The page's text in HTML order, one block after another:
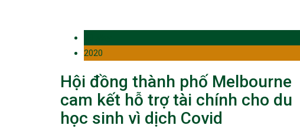
2020
Hội đồng thành phố Melbourne
cam kết hỗ trợ tài chính cho du
học sinh vì dịch Covid